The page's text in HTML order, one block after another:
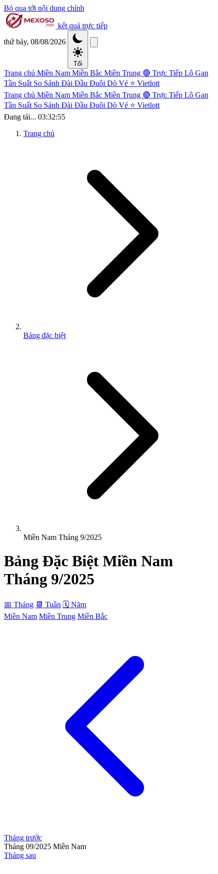
Bỏ qua tới nội dung chính
kết quả trực tiếp
thứ bảy, 08/08/2026
Tối
Trang chủ Miền Nam Miền Bắc Miền Trung 🔴 Trực Tiếp Lô Gan
Tần Suất So Sánh Đài Đầu Đuôi Dò Vé ⭐ Vietlott
Trang chủ Miền Nam Miền Bắc Miền Trung 🔴 Trực Tiếp Lô Gan
Tần Suất So Sánh Đài Đầu Đuôi Dò Vé ⭐ Vietlott
Đang tải... 03:32:55
Trang chủ
Bảng đặc biệt
Miền Nam Tháng 9/2025
Bảng Đặc Biệt Miền Nam
Tháng 9/2025
📅 Tháng 📆 Tuần 🗓 Năm
Miền Nam Miền Trung Miền Bắc
Tháng trước
Tháng 09/2025 Miền Nam
Tháng sau